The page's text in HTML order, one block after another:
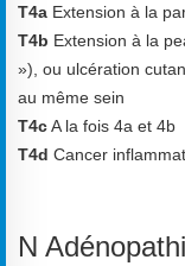
T4a Extension à la
T4b Extension à la
»), ou ulcération
au même sein
T4cA la fois 4a et 4b
T4d Cancer
N